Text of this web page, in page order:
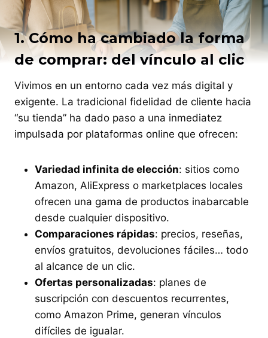
1. Cómo ha cambiado la forma
de comprar: del vínculo al clic
Vivimos en un entorno cada vez más digital y
exigente. La tradicional fidelidad de cliente hacia
“su tienda” ha dado paso a una inmediatez
impulsada por plataformas online que ofrecen:
Variedad infinita de elección: sitios como
Amazon, AliExpress o marketplaces locales
ofrecen una gama de productos inabarcable
desde cualquier dispositivo.
Comparaciones rápidas: precios, reseñas,
envíos gratuitos, devoluciones fáciles… todo
al alcance de un clic.
Ofertas personalizadas: planes de
suscripción con descuentos recurrentes,
como Amazon Prime, generan vínculos
difíciles de igualar.